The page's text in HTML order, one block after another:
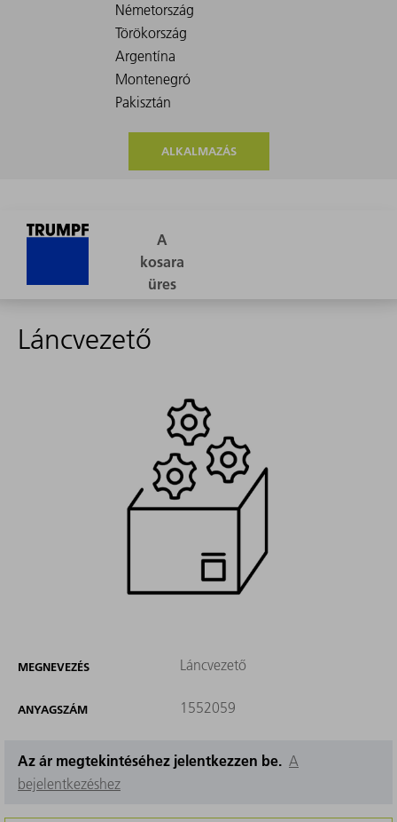
ALKALMAZÁS
Láncvezető
MEGNEVEZÉS Láncvezető
ANYAGSZÁM 1552059
Az ár megtekintéséhez jelentkezzen be. A
bejelentkezéshez